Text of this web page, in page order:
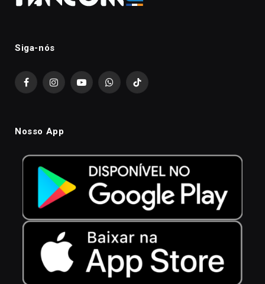
Siga-nós
FacebookInstagramYouTubeWhatsAppTikTok
Nosso App